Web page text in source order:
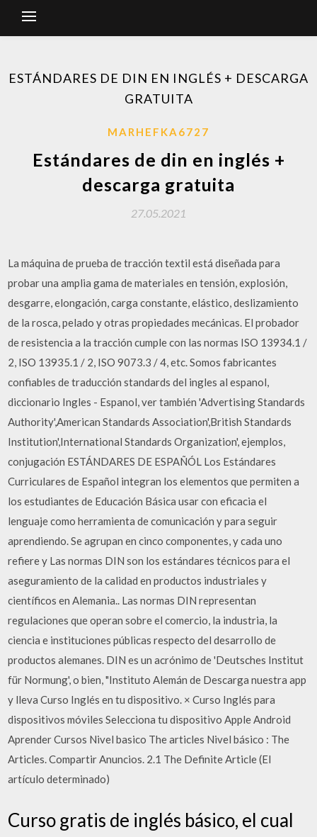
ESTÁNDARES DE DIN EN INGLÉS + DESCARGA
GRATUITA
MARHEFKA6727
Estándares de din en inglés +
descarga gratuita
27.05.2021
La máquina de prueba de tracción textil está diseñada para
probar una amplia gama de materiales en tensión, explosión,
desgarre, elongación, carga constante, elástico, deslizamiento
de la rosca, pelado y otras propiedades mecánicas. El probador
de resistencia a la tracción cumple con las normas ISO 13934.1 /
2, ISO 13935.1 / 2, ISO 9073.3 / 4, etc. Somos fabricantes
confiables de traducción standards del ingles al espanol,
diccionario Ingles - Espanol, ver también 'Advertising Standards
Authority',American Standards Association',British Standards
Institution',International Standards Organization', ejemplos,
conjugación ESTÁNDARES DE ESPAÑÓL Los Estándares
Curriculares de Español integran los elementos que permiten a
los estudiantes de Educación Básica usar con eficacia el
lenguaje como herramienta de comunicación y para seguir
aprendiendo. Se agrupan en cinco componentes, y cada uno
refiere y Las normas DIN son los estándares técnicos para el
aseguramiento de la calidad en productos industriales y
científicos en Alemania.. Las normas DIN representan
regulaciones que operan sobre el comercio, la industria, la
ciencia e instituciones públicas respecto del desarrollo de
productos alemanes. DIN es un acrónimo de 'Deutsches Institut
für Normung', o bien, "Instituto Alemán de Descarga nuestra app
y lleva Curso Inglés en tu dispositivo. × Curso Inglés para
dispositivos móviles Selecciona tu dispositivo Apple Android
Aprender Cursos Nivel basico The articles Nivel básico : The
Articles. Compartir Anuncios. 2.1 The Definite Article (El
artículo determinado)
Curso gratis de inglés básico, el cual